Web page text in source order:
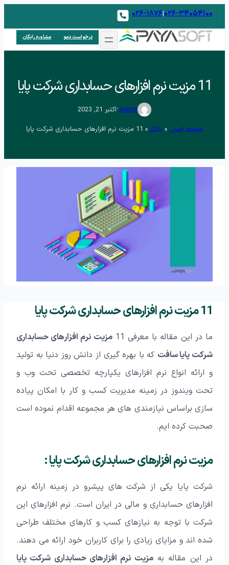
۰۲۶-۳۴۰۵۴۱۰۰۰۲۶-۱۸۷۶
درخواست دمو مشاوره رایگان
11 مزیت نرم افزارهای حسابداری شرکت پایا
admin
.اکتبر 21, 2023
صفحه اصلی »بلاگ» 11 مزیت نرم افزارهای حسابداری شرکت پایا
11 مزیت نرم افزارهای حسابداری شرکت پایا
ما در این مقاله با معرفی 11
مزیت نرم افزارهای حسابداری
شرکت پایا سافت که با بهره‌ گیری از دانش روز دنیا به تولید
و ارائه انواع نرم‌ افزارهای یکپارچه تخصصی تحت وب و
تحت ویندوز در زمینه مدیریت کسب‌ و کار با امکان پیاده‌
سازی براساس نیازمندی های هر مجموعه اقدام نموده است
صحبت کرده ایم.
مزیت نرم افزارهای حسابداری شرکت پایا :
شرکت پایا یکی از شرکت‌ های پیشرو در زمینه ارائه نرم
افزارهای حسابداری و مالی در ایران است. نرم افزارهای این
شرکت با توجه به نیازهای کسب و کارهای مختلف طراحی
شده‌ اند و مزایای زیادی را برای کاربران خود ارائه می‌ دهند.
در این مقاله بهمزیت نرم افزارهای حسابداری شرکت پایا